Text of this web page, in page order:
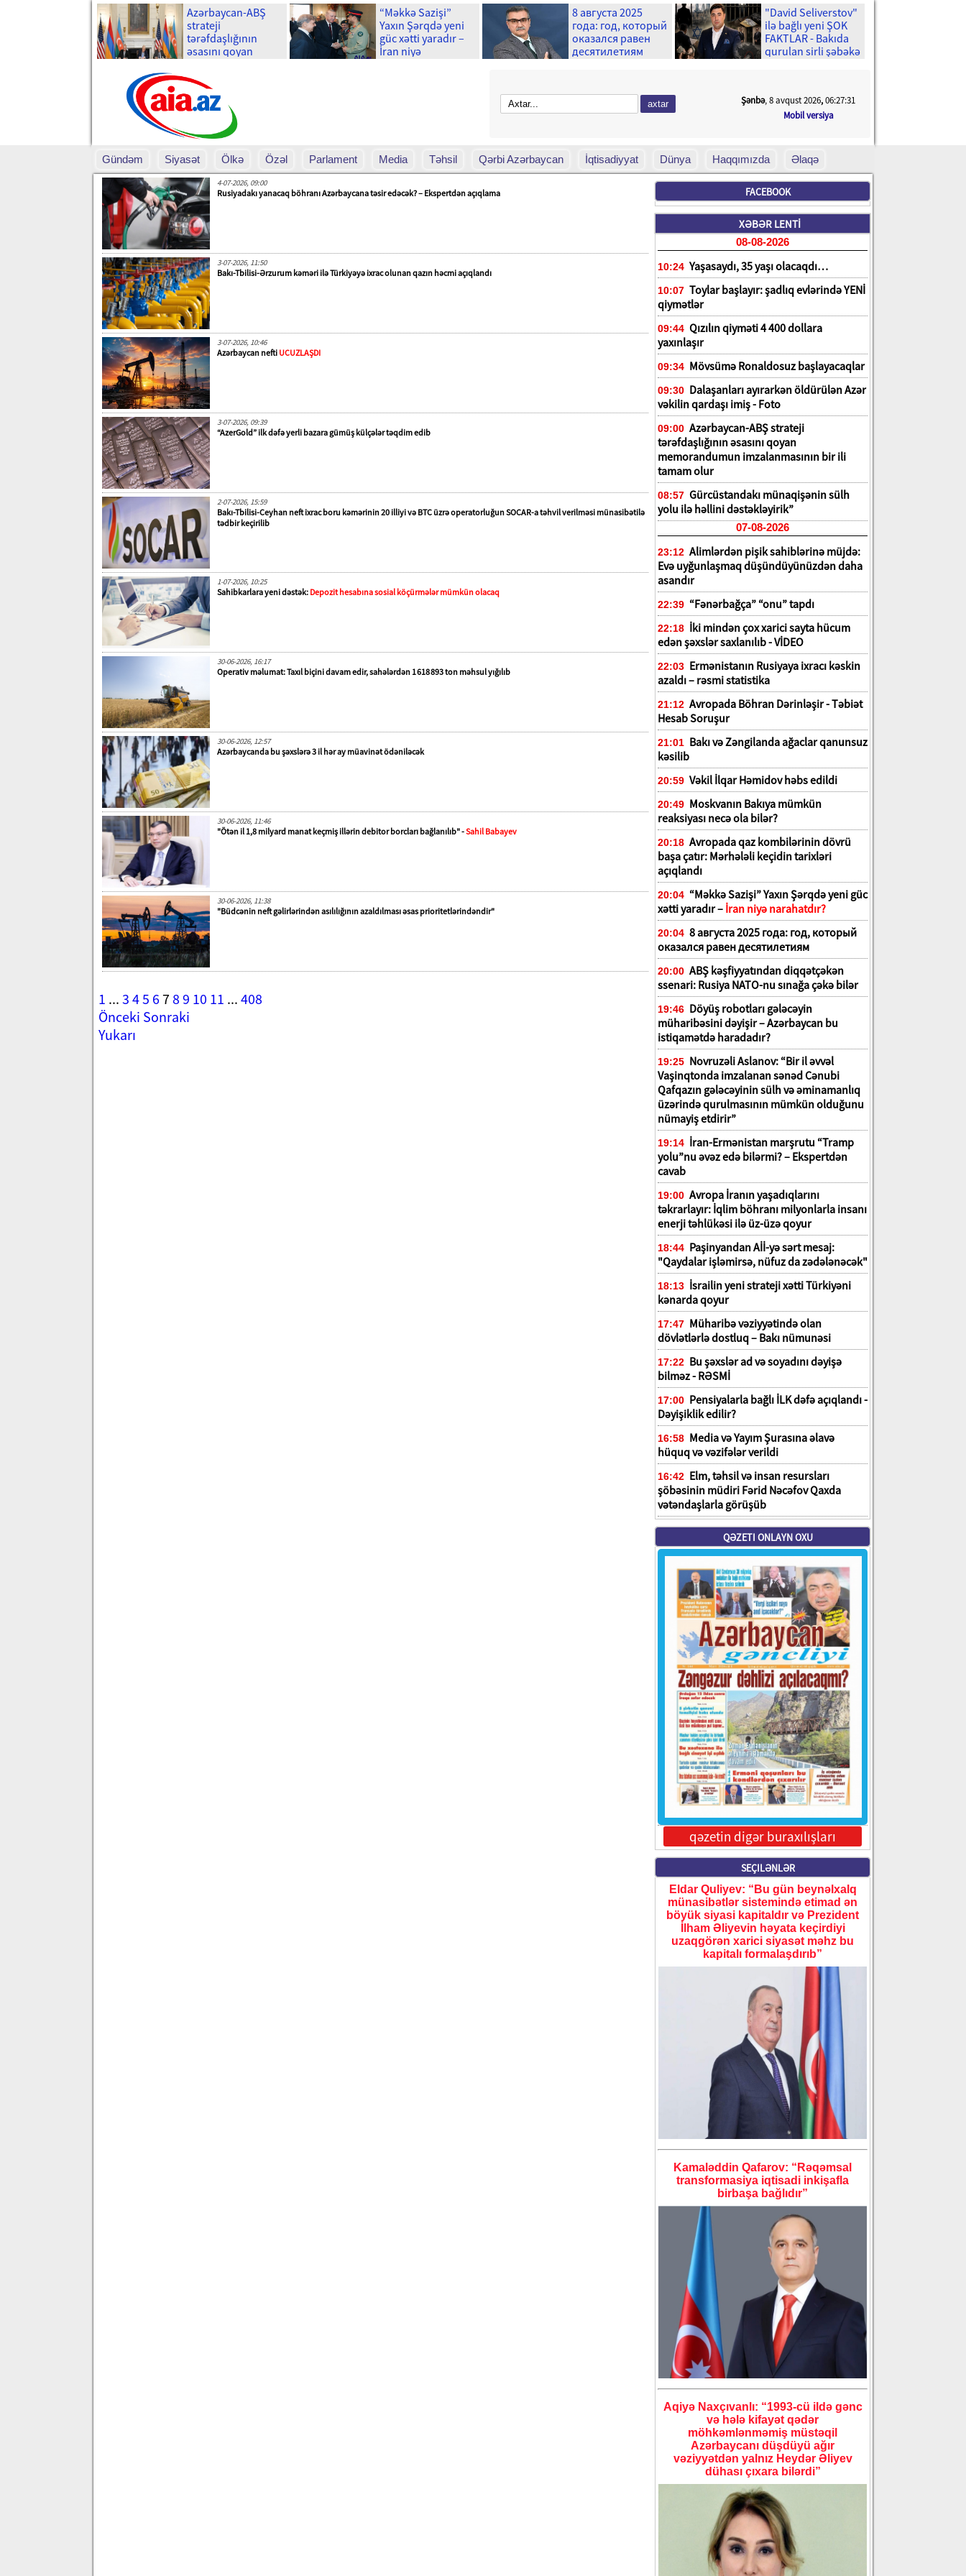
Azərbaycan-ABŞ
strateji
tərəfdaşlığının
əsasını qoyan
imzalanmasının bir
ili tamam olur
“Məkkə Sazişi”
Yaxın Şərqdə yeni
güc xətti yaradır –
İran niyə
8 августа 2025
года: год, который
оказался равен
десятилетиям
"David Seliverstov"
ilə bağlı yeni ŞOK
FAKTLAR - Bakıda
qurulan sirli şəbəkə
Mobil versiya
Şənbə, 8 avqust 2026,06:27:32
Gündəm Siyasət Ölkə Özəl Parlament Media Təhsil Qərbi Azərbaycan İqtisadiyyat Dünya Haqqımızda Əlaqə
4-07-2026, 09:00
Rusiyadakı yanacaq böhranı Azərbaycana təsir edəcək? – Ekspertdən açıqlama
3-07-2026, 11:50
Bakı-Tbilisi-Ərzurum kəməri ilə Türkiyəyə ixrac olunan qazın həcmi açıqlandı
3-07-2026, 10:46
Azərbaycan nefti UCUZLAŞDI
3-07-2026, 09:39
“AzerGold” ilk dəfə yerli bazara gümüş külçələr təqdim edib
2-07-2026, 15:59
Bakı-Tbilisi-Ceyhan neft ixrac boru kəmərinin 20 illiyi və BTC üzrə operatorluğun SOCAR-a təhvil verilməsi münasibətilə
tədbir keçirilib
1-07-2026, 10:25
Sahibkarlara yeni dəstək: Depozit hesabına sosial köçürmələr mümkün olacaq
30-06-2026, 16:17
Operativ məlumat: Taxıl biçini davam edir, sahələrdən 1 618 893 ton məhsul yığılıb
30-06-2026, 12:57
Azərbaycanda bu şəxslərə 3 il hər ay müavinət ödəniləcək
30-06-2026, 11:46
"Ötən il 1,8 milyard manat keçmiş illərin debitor borcları bağlanılıb" -Sahil Babayev
30-06-2026, 11:38
"Büdcənin neft gəlirlərindən asılılığının azaldılması əsas prioritetlərindəndir"
1 ... 3 45 6 7 8 9 10 11 ... 408
Önceki Sonraki
Yukarı
FACEBOOK
XƏBƏR LENTİ
08-08-2026
10:24 Yaşasaydı, 35 yaşı olacaqdı…
10:07 Toylar başlayır: şadlıq evlərində YENİ
qiymətlər
09:44 Qızılın qiyməti 4 400 dollara
yaxınlaşır
09:34 Mövsümə Ronaldosuz başlayacaqlar
09:30 Dalaşanları ayırarkən öldürülən Azər
vəkilin qardaşı imiş - Foto
09:00 Azərbaycan-ABŞ strateji
tərəfdaşlığının əsasını qoyan
memorandumun imzalanmasının bir ili
tamam olur
08:57 Gürcüstandakı münaqişənin sülh
yolu ilə həllini dəstəkləyirik”
07-08-2026
23:12 Alimlərdən pişik sahiblərinə müjdə:
Evə uyğunlaşmaq düşündüyünüzdən daha
asandır
22:39 “Fənərbağça” “onu” tapdı
22:18 İki mindən çox xarici sayta hücum
edən şəxslər saxlanılıb - VİDEO
22:03 Ermənistanın Rusiyaya ixracı kəskin
azaldı – rəsmi statistika
21:12 Avropada Böhran Dərinləşir - Təbiət
Hesab Soruşur
21:01 Bakı və Zəngilanda ağaclar qanunsuz
kəsilib
20:59 Vəkil İlqar Həmidov həbs edildi
20:49 Moskvanın Bakıya mümkün
reaksiyası necə ola bilər?
20:18 Avropada qaz kombilərinin dövrü
başa çatır: Mərhələli keçidin tarixləri
açıqlandı
20:04 “Məkkə Sazişi” Yaxın Şərqdə yeni güc
xətti yaradır – İran niyə narahatdır?
20:04 8 августа 2025 года: год, который
оказался равен десятилетиям
20:00 ABŞ kəşfiyyatından diqqətçəkən
ssenari: Rusiya NATO-nu sınağa çəkə bilər
19:46 Döyüş robotları gələcəyin
müharibəsini dəyişir – Azərbaycan bu
istiqamətdə haradadır?
19:25 Novruzəli Aslanov: “Bir il əvvəl
Vaşinqtonda imzalanan sənəd Cənubi
Qafqazın gələcəyinin sülh və əminamanlıq
üzərində qurulmasının mümkün olduğunu
nümayiş etdirir”
19:14 İran-Ermənistan marşrutu “Tramp
yolu”nu əvəz edə bilərmi? – Ekspertdən
cavab
19:00 Avropa İranın yaşadıqlarını
təkrarlayır: İqlim böhranı milyonlarla insanı
enerji təhlükəsi ilə üz-üzə qoyur
18:44 Paşinyandan Aİİ-yə sərt mesaj:
"Qaydalar işləmirsə, nüfuz da zədələnəcək"
18:13 İsrailin yeni strateji xətti Türkiyəni
kənarda qoyur
17:47 Müharibə vəziyyətində olan
dövlətlərlə dostluq – Bakı nümunəsi
17:22 Bu şəxslər ad və soyadını dəyişə
bilməz - RƏSMİ
17:00 Pensiyalarla bağlı İLK dəfə açıqlandı -
Dəyişiklik edilir?
16:58 Media və Yayım Şurasına əlavə
hüquq və vəzifələr verildi
16:42 Elm, təhsil və insan resursları
şöbəsinin müdiri Fərid Nəcəfov Qaxda
vətəndaşlarla görüşüb
QƏZETI ONLAYN OXU
qəzetin digər buraxılışları
SEÇILƏNLƏR
Eldar Quliyev: “Bu gün beynəlxalq
münasibətlər sistemində etimad ən
böyük siyasi kapitaldır və Prezident
İlham Əliyevin həyata keçirdiyi
uzaqgörən xarici siyasət məhz bu
kapitalı formalaşdırıb”
Kamaləddin Qafarov: “Rəqəmsal
transformasiya iqtisadi inkişafla
birbaşa bağlıdır”
Aqiyə Naxçıvanlı: “1993-cü ildə gənc
və hələ kifayət qədər
möhkəmlənməmiş müstəqil
Azərbaycanı düşdüyü ağır
vəziyyətdən yalnız Heydər Əliyev
dühası çıxara bilərdi”